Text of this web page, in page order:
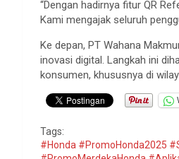
“Dengan hadirnya fitur QR
Kami mengajak seluruh
Ke depan, PT Wahana
inovasi digital. Langkah ini
konsumen, khususnya di
Tags:
#Honda #PromoHonda2025